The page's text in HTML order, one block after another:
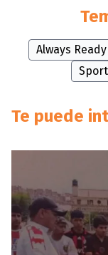
Always Ready
Te puede